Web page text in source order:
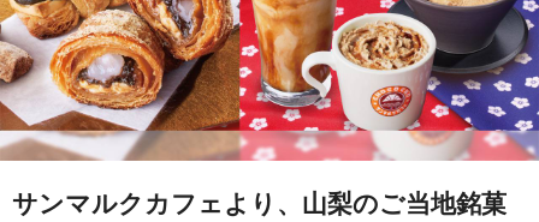
サンマルクカフェより、山梨のご当地銘菓